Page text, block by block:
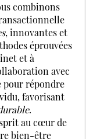
combinons
, innovantes et
éprouvées
et à
avec
pour répondre
favorisant
.
au cœur de
bien-être